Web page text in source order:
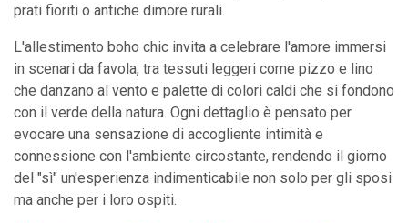
prati fioriti o antiche dimore rurali.
L'allestimento boho chic invita a celebrare l'amore immersi
in scenari da favola, tra tessuti leggeri come pizzo e lino
che danzano al vento e palette di colori caldi che si fondono
con il verde della natura. Ogni dettaglio è pensato per
evocare una sensazione di accogliente intimità e
connessione con l'ambiente circostante, rendendo il giorno
del "sì" un'esperienza indimenticabile non solo per gli sposi
ma anche per i loro ospiti.